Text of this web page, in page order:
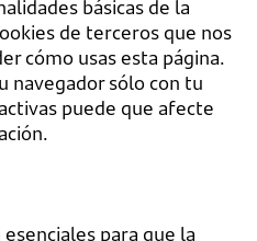
básicas de la
de terceros que nos
cómo usas esta página.
navegador sólo con tu
puede que afecte
para que la